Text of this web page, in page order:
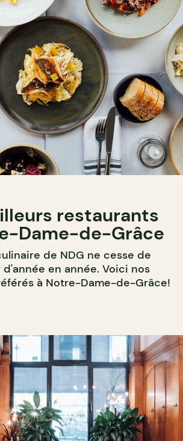
restaurants
Dame-de-Grâce
de NDG ne cesse de
en année. Voici nos
à Notre-Dame-de-Grâce!